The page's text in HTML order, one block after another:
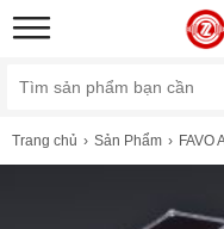
Trang chủ Sản Phẩm FAVO